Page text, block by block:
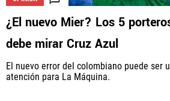
¿El nuevo Mier? Los 5
debe mirar Cruz Azul
El nuevo error del colombiano puede ser
atención para La Máquina.